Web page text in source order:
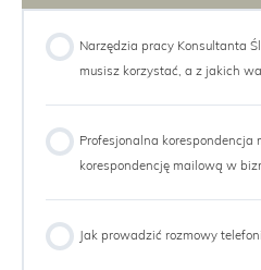
Narzędzia pracy Konsultanta
musisz korzystać, a z jakich
Profesjonalna
korespondencję mailową w
Jak prowadzić rozmowy